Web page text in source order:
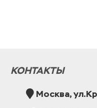
КОНТАКТЫ
Москва,